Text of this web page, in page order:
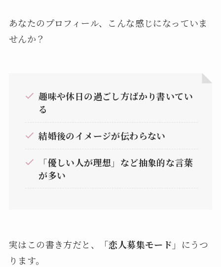
あなたのプロフィール、こんな感じになっていま
せんか？
趣味や休日の過ごし方ばかり書いてい
る
結婚後のイメージが伝わらない
「優しい人が理想」など抽象的な言葉
が多い
実はこの書き方だと、 「恋人募集モード」 にうつ
ります。